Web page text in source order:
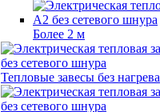
Более 2 м
Тепловые завесы без нагрева